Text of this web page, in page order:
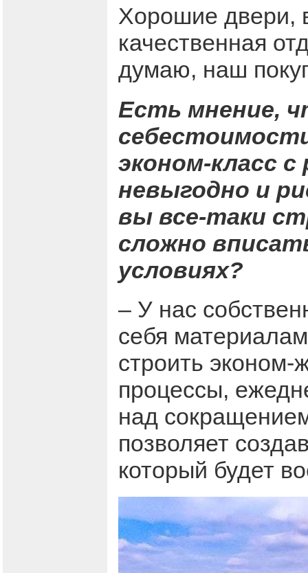
Хорошие двери,
качественная
думаю, наш
Есть мнение,
эконом-класс
невыгодно и
вы все-таки
сложно
условиях?
– У нас
себя
строить эконом-
процессы,
над
позволяет
который будет